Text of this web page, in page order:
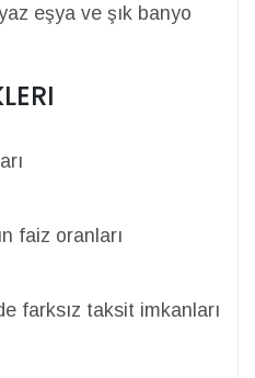
eşya ve şık banyo
faiz oranları
farksız taksit imkanları